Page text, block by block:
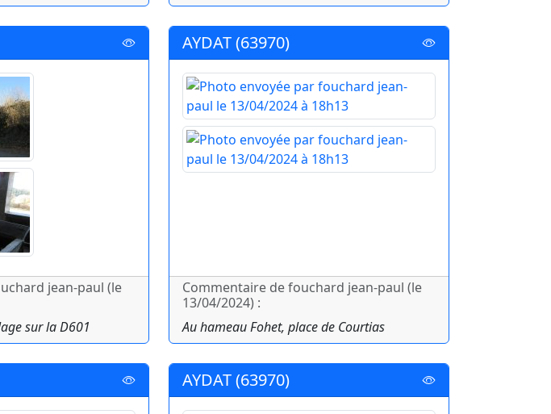
jean-paul (le
sur la D601
AYDAT (63970)
Commentaire de fouchard jean-paul (le
13/04/2024) :
Au hameau Fohet, place de Courtias
AYDAT (63970)